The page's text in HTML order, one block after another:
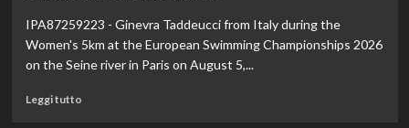
in
sella
ed
IPA87259223 - Ginevra Taddeucci from Italy during the
Women's 5km at the European Swimming Championships 2026
on the Seine river in Paris on August 5,...
Leggi tuttoLeggi